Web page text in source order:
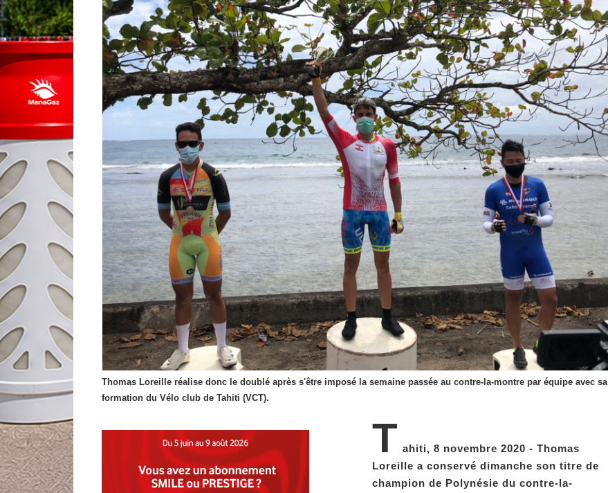
Thomas Loreille réalise donc le doublé après s'être imposé la semaine passée au contre-la-montre par équipe avec sa
formation du Vélo club de Tahiti (VCT).
T ahiti, 8 novembre 2020 - Thomas
Loreille a conservé dimanche son titre de
champion de Polynésie du contre-la-